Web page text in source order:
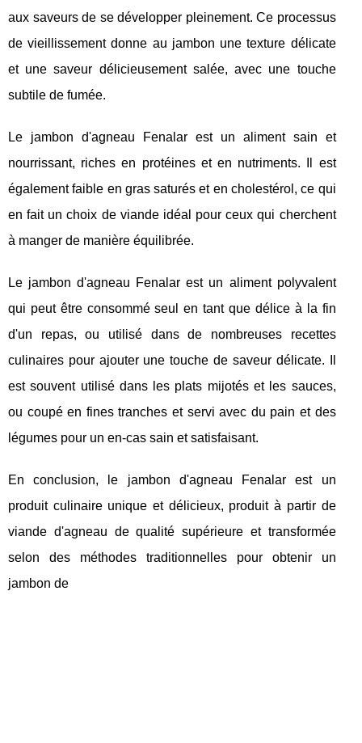
aux saveurs de se développer pleinement. Ce processus
de vieillissement donne au jambon une texture délicate
et une saveur délicieusement salée, avec une touche
subtile de fumée.
Le jambon d'agneau Fenalar est un aliment sain et
nourrissant, riches en protéines et en nutriments. Il est
également faible en gras saturés et en cholestérol, ce qui
en fait un choix de viande idéal pour ceux qui cherchent
à manger de manière équilibrée.
Le jambon d'agneau Fenalar est un aliment polyvalent
qui peut être consommé seul en tant que délice à la fin
d'un repas, ou utilisé dans de nombreuses recettes
culinaires pour ajouter une touche de saveur délicate. Il
est souvent utilisé dans les plats mijotés et les sauces,
ou coupé en fines tranches et servi avec du pain et des
légumes pour un en-cas sain et satisfaisant.
En conclusion, le jambon d'agneau Fenalar est un
produit culinaire unique et délicieux, produit à partir de
viande d'agneau de qualité supérieure et transformée
selon des méthodes traditionnelles pour obtenir un
jambon de